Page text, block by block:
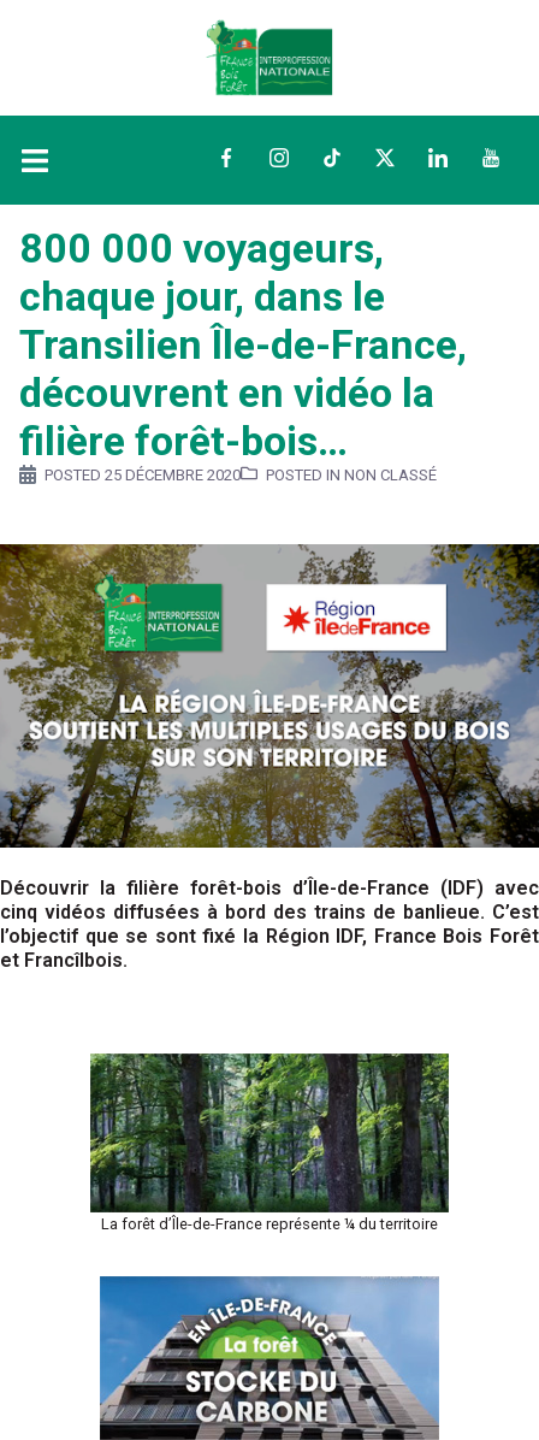
FacebookInstagramTikTokTwitterLinkedIn
800 000 voyageurs,
chaque jour, dans le
Transilien Île-de-France,
découvrent en vidéo la
filière forêt-bois…
POSTED 25 DÉCEMBRE 2020 POSTED IN NON CLASSÉ
Découvrir la filière forêt-bois d’Île-de-France (IDF) avec
cinq vidéos diffusées à bord des trains de banlieue. C’est
l’objectif que se sont fixé la Région IDF, France Bois Forêt
et Francîlbois.
La forêt d’Île-de-France représente ¼ du territoire